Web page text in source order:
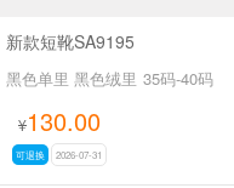
新款短靴SA9195
黑色单里 黑色绒里 35码-40码
¥130.00
可退换 2026-07-31